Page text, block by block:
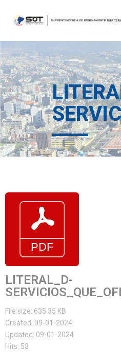
LITERAL_D-
File size: 635.35 KB
Created: 09-01-2024
Updated: 09-01-2024
Hits: 53